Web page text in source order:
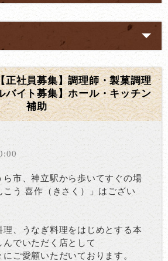
正社員募集】調理師・製菓調理
バイト募集】ホール・キッチン
補助
ら市、神立駅から歩いてすぐの場
こう 喜作（きさく）」はござい
理、うなぎ料理をはじめとする本
でいただく店として
ご愛顧いただいております。